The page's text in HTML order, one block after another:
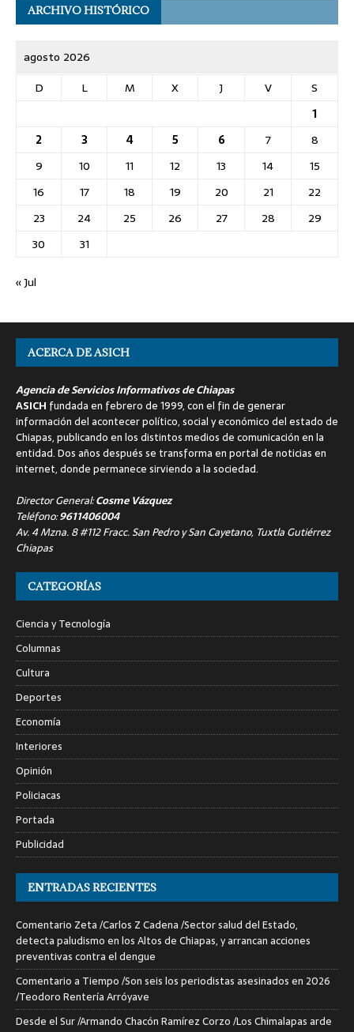
ARCHIVO HISTÓRICO
agosto 2026
D
L M X J V
S
1
2
3 4 5 6 7
8
9
10 11 12 13 14
15
16
17 18 19 20 21
22
23
24 25 26 27 28
29
30
31
« Jul
ACERCA DE ASICH
Agencia de Servicios Informativos de Chiapas
ASICH fundada en febrero de 1999, con el fin de generar
información del acontecer político, social y económico del estado de
Chiapas, publicando en los distintos medios de comunicación en la
entidad. Dos años después se transforma en portal de noticias en
internet, donde permanece sirviendo a la sociedad.
Director General:Cosme Vázquez
Teléfono:9611406004
Av. 4 Mzna. 8 #112 Fracc. San Pedro y San Cayetano, Tuxtla Gutiérrez
Chiapas
CATEGORÍAS
Ciencia y Tecnología
Columnas
Cultura
Deportes
Economía
Interiores
Opinión
Policiacas
Portada
Publicidad
ENTRADAS RECIENTES
Comentario Zeta /Carlos Z Cadena /Sector salud del Estado,
detecta paludismo en los Altos de Chiapas, y arrancan acciones
preventivas contra el dengue
Comentario a Tiempo /Son seis los periodistas asesinados en 2026
/Teodoro Rentería Arróyave
Desde el Sur /Armando Chacón Ramírez Corzo /Los Chimalapas arde